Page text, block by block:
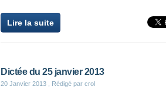
Lire la suite
Dictée du 25 janvier 2013
20 Janvier 2013 , Rédigé par crol